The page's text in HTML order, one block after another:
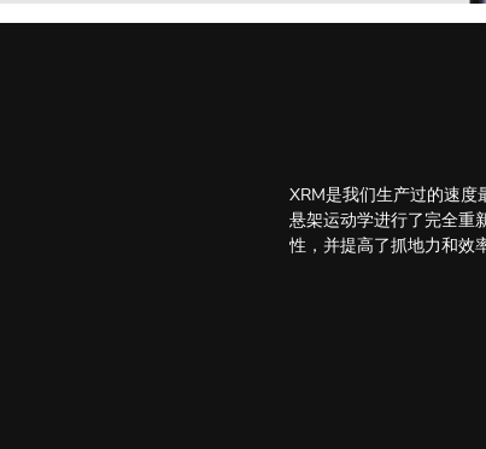
XRM是我们生产过的速
悬架运动学进行了完全重
性，并提高了抓地力和效